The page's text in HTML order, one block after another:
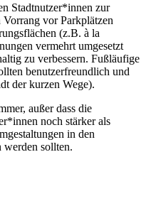
Stadtnutzer*innen zur
vor Parkplätzen
(z.B. à la
vermehrt umgesetzt
zu verbessern. Fußläufige
benutzerfreundlich und
der kurzen Wege).
außer dass die
noch stärker als
in den
werden sollten.